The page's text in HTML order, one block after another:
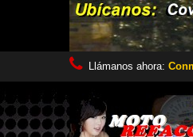
Llámanos ahora: